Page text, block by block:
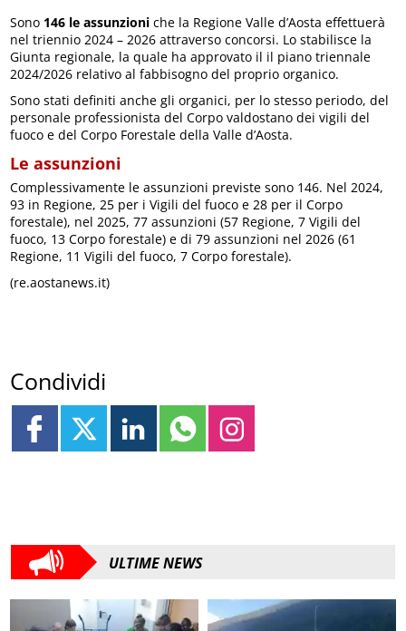
Sono 146 le assunzioni che la Regione Valle d’Aosta effettuerà
nel triennio 2024 – 2026 attraverso concorsi. Lo stabilisce la
Giunta regionale, la quale ha approvato il il piano triennale
2024/2026 relativo al fabbisogno del proprio organico.
Sono stati definiti anche gli organici, per lo stesso periodo, del
personale professionista del Corpo valdostano dei vigili del
fuoco e del Corpo Forestale della Valle d’Aosta.
Le assunzioni
Complessivamente le assunzioni previste sono 146. Nel 2024,
93 in Regione, 25 per i Vigili del fuoco e 28 per il Corpo
forestale), nel 2025, 77 assunzioni (57 Regione, 7 Vigili del
fuoco, 13 Corpo forestale) e di 79 assunzioni nel 2026 (61
Regione, 11 Vigili del fuoco, 7 Corpo forestale).
(re.aostanews.it)
Condividi
ULTIME NEWS